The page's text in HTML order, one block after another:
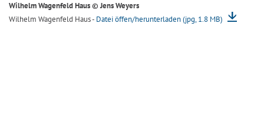
Wilhelm Wagenfeld Haus © Jens Weyers
Wilhelm Wagenfeld Haus - Datei öffen/herunterladen (jpg, 1.8 MB)